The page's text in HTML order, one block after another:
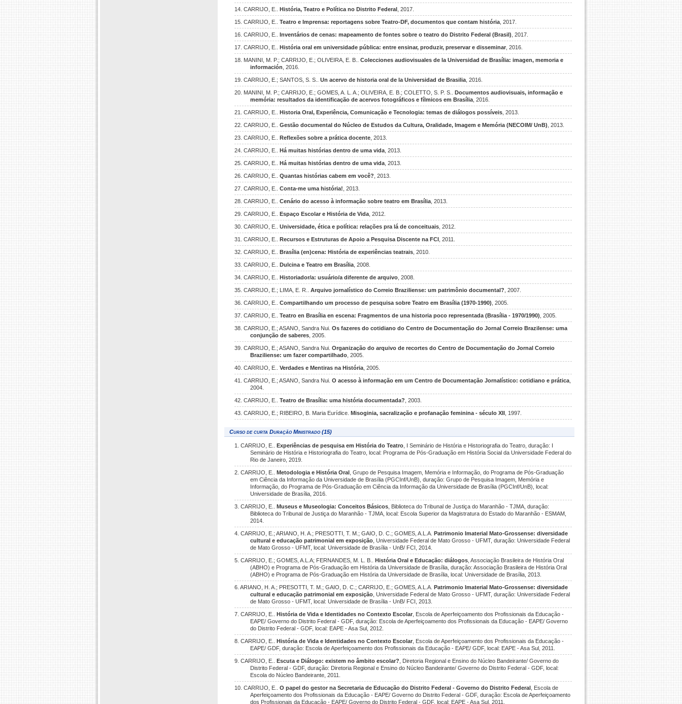
14. CARRIJO, E.. História, Teatro e Política no Distrito Federal , 2017.
15. CARRIJO, E.. Teatro e Imprensa: reportagens sobre Teatro-DF, documentos que contam história , 2017.
16. CARRIJO, E.. Inventários de cenas: mapeamento de fontes sobre o teatro do Distrito Federal (Brasil) , 2017.
17. CARRIJO, E.. História oral em universidade pública: entre ensinar, produzir, preservar e disseminar , 2016.
18. MANINI, M. P.; CARRIJO, E.; OLIVEIRA, E. B.. Colecciones audiovisuales de la Universidad de Brasília: imagen, memoria e
información , 2016.
19. CARRIJO, E.; SANTOS, S. S.. Un acervo de historia oral de la Universidad de Brasilia , 2016.
20. MANINI, M. P.; CARRIJO, E.; GOMES, A. L. A.; OLIVEIRA, E. B.; COLETTO, S. P. S.. Documentos audiovisuais, informação e
memória: resultados da identificação de acervos fotográficos e fílmicos em Brasília , 2016.
21. CARRIJO, E.. Historia Oral, Experiência, Comunicação e Tecnologia: temas de diálogos possíveis , 2013.
22. CARRIJO, E.. Gestão documental do Núcleo de Estudos da Cultura, Oralidade, Imagem e Memória (NECOIM/ UnB) , 2013.
23. CARRIJO, E.. Reflexões sobre a prática docente , 2013.
24. CARRIJO, E.. Há muitas histórias dentro de uma vida , 2013.
25. CARRIJO, E.. Há muitas histórias dentro de uma vida , 2013.
26. CARRIJO, E.. Quantas histórias cabem em você? , 2013.
27. CARRIJO, E.. Conta-me uma história! , 2013.
28. CARRIJO, E.. Cenário do acesso à informação sobre teatro em Brasília , 2013.
29. CARRIJO, E.. Espaço Escolar e História de Vida , 2012.
30. CARRIJO, E.. Universidade, ética e política: relações pra lá de conceituais , 2012.
31. CARRIJO, E.. Recursos e Estruturas de Apoio a Pesquisa Discente na FCI , 2011.
32. CARRIJO, E.. Brasília (en)cena: História de experiências teatrais , 2010.
33. CARRIJO, E.. Dulcina e Teatro em Brasília , 2008.
34. CARRIJO, E.. Historiador/a: usuário/a diferente de arquivo , 2008.
35. CARRIJO, E.; LIMA, E. R.. Arquivo jornalístico do Correio Braziliense: um patrimônio documental? , 2007.
36. CARRIJO, E.. Compartilhando um processo de pesquisa sobre Teatro em Brasília (1970-1990) , 2005.
37. CARRIJO, E.. Teatro en Brasília en escena: Fragmentos de una historia poco representada (Brasília - 1970/1990) , 2005.
38. CARRIJO, E.; ASANO, Sandra Nui. Os fazeres do cotidiano do Centro de Documentação do Jornal Correio Brazilense: uma
conjunção de saberes , 2005.
39. CARRIJO, E.; ASANO, Sandra Nui. Organização do arquivo de recortes do Centro de Documentação do Jornal Correio
Braziliense: um fazer compartilhado , 2005.
40. CARRIJO, E.. Verdades e Mentiras na História , 2005.
41. CARRIJO, E.; ASANO, Sandra Nui. O acesso à informação em um Centro de Documentação Jornalístico: cotidiano e prática
2004.
42. CARRIJO, E.. Teatro de Brasília: uma história documentada? , 2003.
43. CARRIJO, E.; RIBEIRO, B. Maria Eurídice. Misoginia, sacralização e profanação feminina - século XII , 1997.
Curso de curta Duração Ministrado (15)
1. CARRIJO, E.. Experiências de pesquisa em História do Teatro , I Seminário de História e Historiografia do Teatro, duração: I
Seminário de História e Historiografia do Teatro, local: Programa de Pós-Graduação em História Social da Universidade Federal do
Rio de Janeiro, 2019.
2. CARRIJO, E.. Metodologia e História Oral , Grupo de Pesquisa Imagem, Memória e Informação, do Programa de Pós-Graduação
em Ciência da Informação da Universidade de Brasília (PGCInf/UnB), duração: Grupo de Pesquisa Imagem, Memória e
Informação, do Programa de Pós-Graduação em Ciência da Informação da Universidade de Brasília (PGCInf/UnB), local:
Universidade de Brasília, 2016.
3. CARRIJO, E.. Museus e Museologia: Conceitos Básicos , Biblioteca do Tribunal de Justiça do Maranhão - TJMA, duração:
Biblioteca do Tribunal de Justiça do Maranhão - TJMA, local: Escola Superior da Magistratura do Estado do Maranhão - ESMAM,
2014.
4. CARRIJO, E.; ARIANO, H. A.; PRESOTTI, T. M.; GAIO, D. C.; GOMES, A.L.A. Patrimonio Imaterial Mato-Grossense: diversidade
cultural e educação patrimonial em exposição , Universidade Federal de Mato Grosso - UFMT, duração: Universidade Federal
de Mato Grosso - UFMT, local: Universidade de Brasília - UnB/ FCI, 2014.
5. CARRIJO, E.; GOMES, A.L.A; FERNANDES, M. L. B.. História Oral e Educação: diálogos , Associação Brasileira de História Oral
(ABHO) e Programa de Pós-Graduação em História da Universidade de Brasília, duração: Associação Brasileira de História Oral
(ABHO) e Programa de Pós-Graduação em História da Universidade de Brasília, local: Universidade de Brasília, 2013.
6. ARIANO, H. A.; PRESOTTI, T. M.; GAIO, D. C.; CARRIJO, E.; GOMES, A.L.A. Patrimonio Imaterial Mato-Grossense: diversidade
cultural e educação patrimonial em exposição , Universidade Federal de Mato Grosso - UFMT, duração: Universidade Federal
de Mato Grosso - UFMT, local: Universidade de Brasília - UnB/ FCI, 2013.
7. CARRIJO, E.. História de Vida e Identidades no Contexto Escolar , Escola de Aperfeiçoamento dos Profissionais da Educação -
EAPE/ Governo do Distrito Federal - GDF, duração: Escola de Aperfeiçoamento dos Profissionais da Educação - EAPE/ Governo
do Distrito Federal - GDF, local: EAPE - Asa Sul, 2012.
8. CARRIJO, E.. História de Vida e Identidades no Contexto Escolar , Escola de Aperfeiçoamento dos Profissionais da Educação -
EAPE/ GDF, duração: Escola de Aperfeiçoamento dos Profissionais da Educação - EAPE/ GDF, local: EAPE - Asa Sul, 2011.
9. CARRIJO, E.. Escuta e Diálogo: existem no âmbito escolar? , Diretoria Regional e Ensino do Núcleo Bandeirante/ Governo do
Distrito Federal - GDF, duração: Diretoria Regional e Ensino do Núcleo Bandeirante/ Governo do Distrito Federal - GDF, local:
Escola do Núcleo Bandeirante, 2011.
10. CARRIJO, E.. O papel do gestor na Secretaria de Educação do Distrito Federal - Governo do Distrito Federal , Escola de
Aperfeiçoamento dos Profissionais da Educação - EAPE/ Governo do Distrito Federal - GDF, duração: Escola de Aperfeiçoamento
dos Profissionais da Educação - EAPE/ Governo do Distrito Federal - GDF, local: EAPE - Asa Sul, 2011.